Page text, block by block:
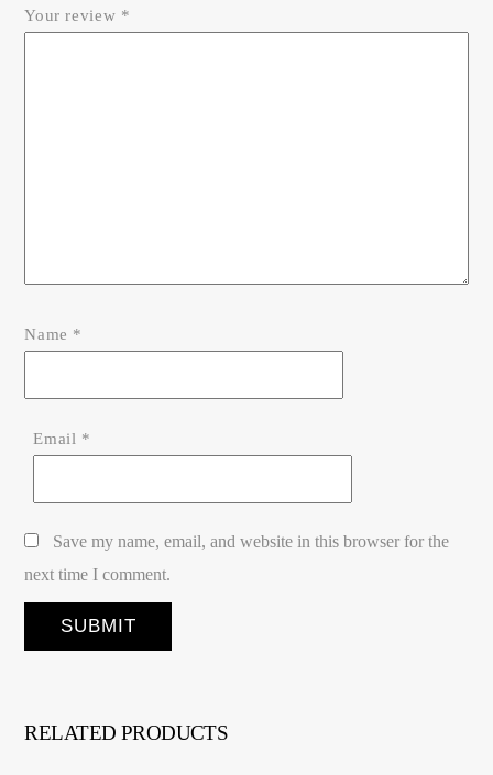
Your review *
Name *
Email *
Save my name, email, and website in this browser for the
next time I comment.
RELATED PRODUCTS